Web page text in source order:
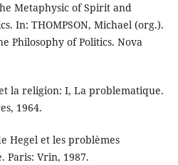
Metaphysic of Spirit and
In: THOMPSON, Michael (org.).
Philosophy of Politics. Nova
la religion: I, La problematique.
1964.
Hegel et les problèmes
Paris: Vrin, 1987.